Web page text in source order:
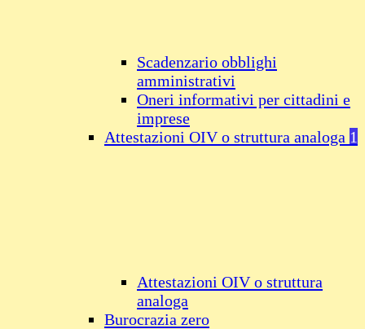
Scadenzario obblighi
amministrativi
Oneri informativi per cittadini e
imprese
Attestazioni OIV o struttura analoga 1
Attestazioni OIV o struttura
analoga
Burocrazia zero